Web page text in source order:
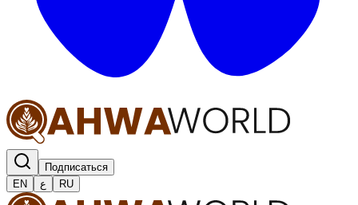
Подписаться
EN
ع RU